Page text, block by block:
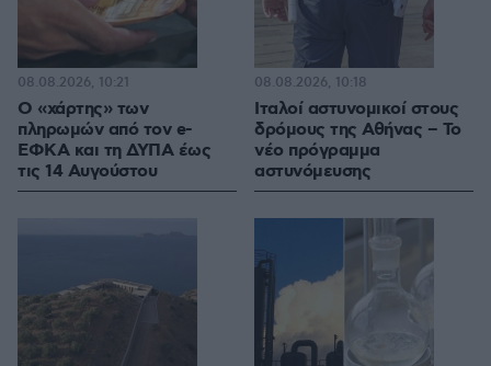
Ο «χάρτης» των
πληρωμών από τον e-
ΕΦΚΑ και τη ΔΥΠΑ έως
τις 14 Αυγούστου
08.08.2026, 10:21
Ιταλοί αστυνομικοί στους
δρόμους της Αθήνας – Το
νέο πρόγραμμα
αστυνόμευσης
08.08.2026, 10:18